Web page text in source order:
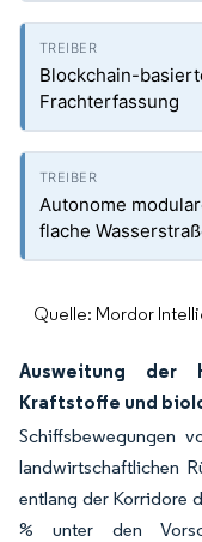
Blockchain-
Frachterfassung
Autonome
flache
Quelle: Mordor
Ausweitung der
Kraftstoffe und
Schiffsbewegungen
landwirtschaftlichen
entlang der Korridore
% unter den